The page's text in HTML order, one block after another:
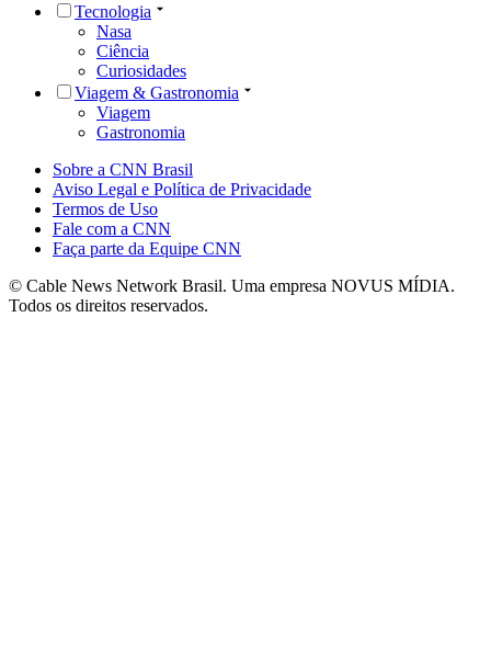
Tecnologia
Nasa
Ciência
Curiosidades
Viagem & Gastronomia
Viagem
Gastronomia
Sobre a CNN Brasil
Aviso Legal e Política de Privacidade
Termos de Uso
Fale com a CNN
Faça parte da Equipe CNN
© Cable News Network Brasil. Uma empresa NOVUS MÍDIA.
Todos os direitos reservados.